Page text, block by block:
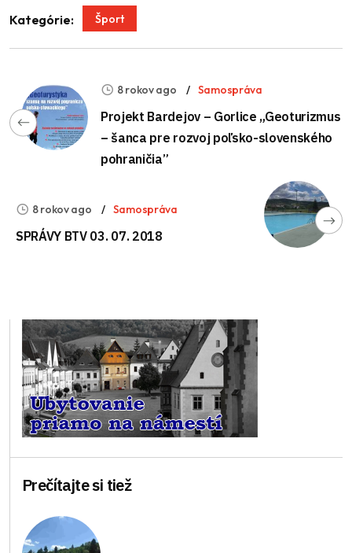
Kategórie: Šport
8 rokov ago Samospráva
Projekt Bardejov – Gorlice „Geoturizmus
– šanca pre rozvoj poľsko-slovenského
pohraničia”
8 rokov ago Samospráva
SPRÁVY BTV 03. 07. 2018
Prečítajte si tiež